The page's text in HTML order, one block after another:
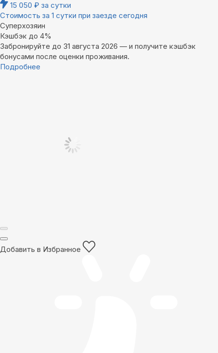
15 050 ₽ за сутки
Стоимость за 1 сутки при заезде сегодня
Суперхозяин
Кэшбэк до 4%
Забронируйте до 31 августа 2026 — и получите кэшбэк
бонусами после оценки проживания.
Подробнее
Добавить в Избранное